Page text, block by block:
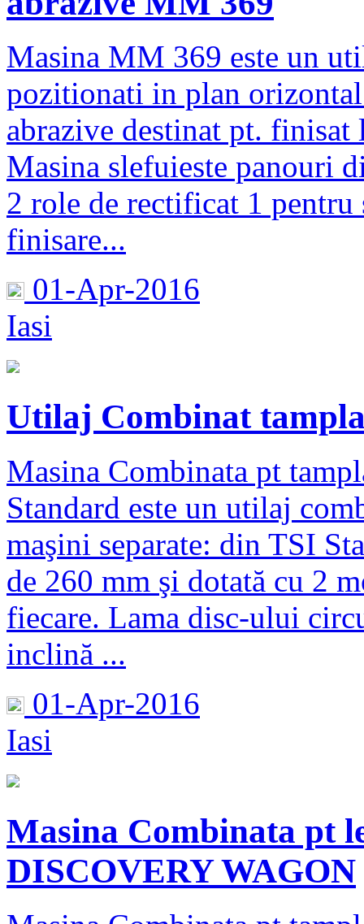
Masina MM 369 este un
pozitionati in plan orizontal
abrazive destinat pt.
Masina slefuieste panouri
2 role de rectificat 1
finisare...
01-Apr-2016
Iasi
Utilaj Combinat
Masina Combinata pt
Standard este un utilaj
maşini separate: din TSI
de 260 mm şi dotată cu 2
fiecare. Lama disc-ului
inclină ...
01-Apr-2016
Iasi
Masina Combinata pt
DISCOVERY WAGON